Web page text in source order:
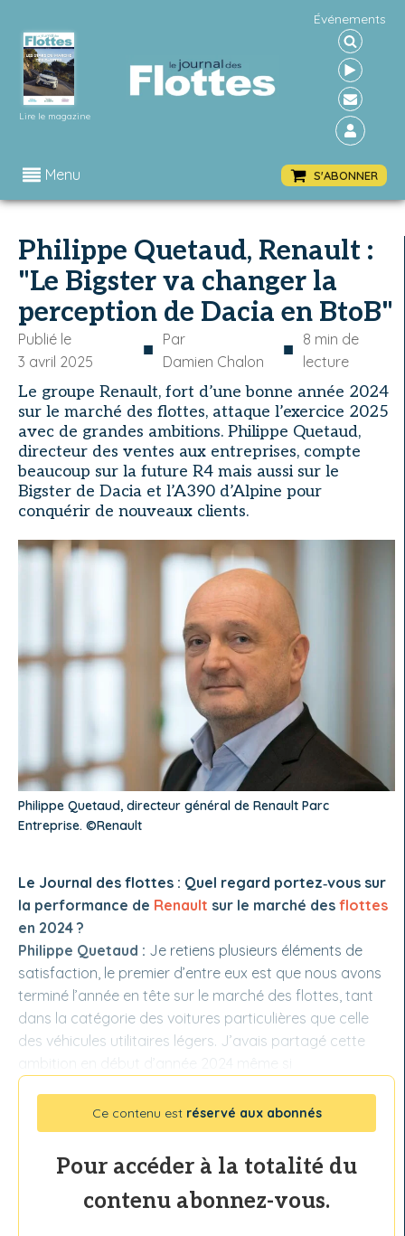
Lire le magazine
Événements
Menu S'ABONNER
Philippe Quetaud, Renault :
"Le Bigster va changer la
perception de Dacia en BtoB"
Publié le
3 avril 2025
■ Par
Damien Chalon
■ 8 min de
lecture
Le groupe Renault, fort d’une bonne année 2024
sur le marché des flottes, attaque l’exercice 2025
avec de grandes ambitions. Philippe Quetaud,
directeur des ventes aux entreprises, compte
beaucoup sur la future R4 mais aussi sur le
Bigster de Dacia et l’A390 d’Alpine pour
conquérir de nouveaux clients.
Philippe Quetaud, directeur général de Renault Parc
Entreprise. ©Renault
Le Journal des flottes : Quel regard portez‑vous sur
la performance de Renault sur le marché des flottes
en 2024 ?
Philippe Quetaud : Je retiens plusieurs éléments de
satisfaction, le premier d’entre eux est que nous avons
terminé l’année en tête sur le marché des flottes, tant
dans la catégorie des voitures particulières que celle
des véhicules utilitaires légers. J’avais partagé cette
ambition en début d’année 2024 même si
Ce contenu est réservé aux abonnés
Pour accéder à la totalité du
contenu abonnez-vous.